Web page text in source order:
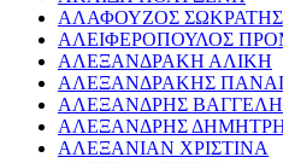
ΑΛΑΦΟΥΖΟΣ ΣΩΚΡΑΤΗΣ
ΑΛΕΙΦΕΡΟΠΟΥΛΟΣ
ΑΛΕΞΑΝΔΡΑΚΗ ΑΛΙΚΗ
ΑΛΕΞΑΝΔΡΑΚΗΣ
ΑΛΕΞΑΝΔΡΗΣ
ΑΛΕΞΑΝΔΡΗΣ
ΑΛΕΞΑΝΙΑΝ ΧΡΙΣΤΙΝΑ